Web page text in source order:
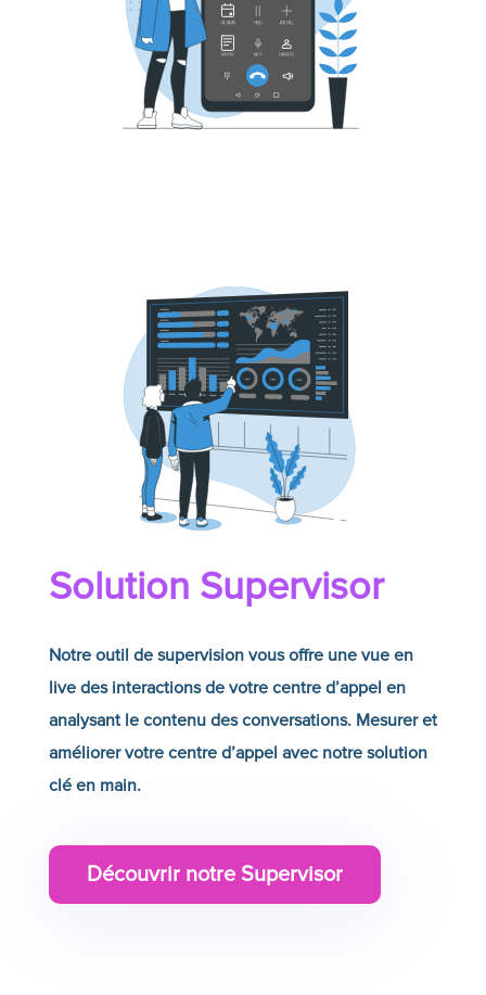
Solution Supervisor
Notre outil de supervision vous offre une vue en
live des interactions de votre centre d’appel en
analysant le contenu des conversations. Mesurer et
améliorer votre centre d’appel avec notre solution
clé en main.
Découvrir notre Supervisor